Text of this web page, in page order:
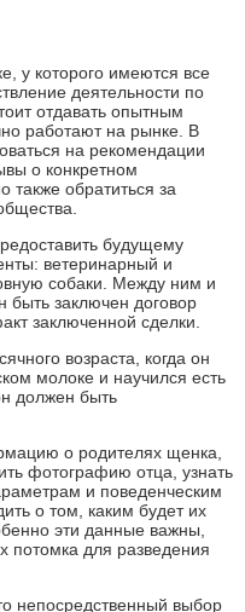
у которого имеются все
деятельности по
отдавать опытным
работают на рынке. В
на рекомендации
о конкретном
также обратиться за
будущему
ветеринарный и
собаки. Между ним и
заключен договор
заключенной сделки.
возраста, когда он
молоке и научился есть
должен быть
о родителях щенка,
фотографию отца, узнать
и поведенческим
о том, каким будет их
эти данные важны,
потомка для разведения
непосредственный выбор